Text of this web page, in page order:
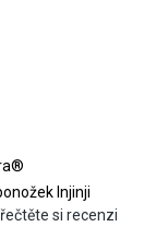
Injinji
si recenzi